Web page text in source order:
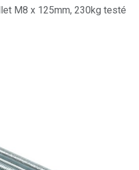
M8 x 125mm, 230kg testé